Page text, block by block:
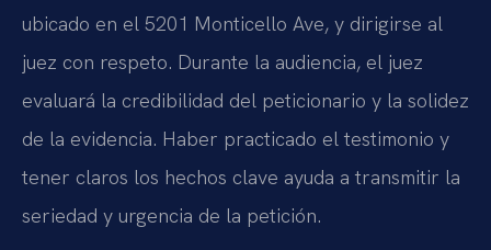
ubicado en el 5201 Monticello Ave, y dirigirse al
juez con respeto. Durante la audiencia, el juez
evaluará la credibilidad del peticionario y la solidez
de la evidencia. Haber practicado el testimonio y
tener claros los hechos clave ayuda a transmitir la
seriedad y urgencia de la petición.